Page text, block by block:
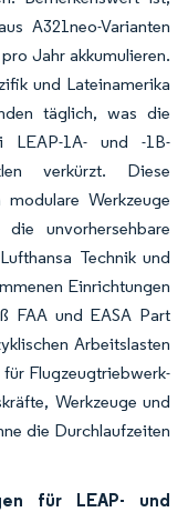
A321neo-Varianten
Jahr akkumulieren.
und Lateinamerika
täglich, was die
LEAP-1A- und -1B-
verkürzt. Diese
Werkzeuge
unvorhersehbare
Technik und
Einrichtungen
FAA und EASA Part
Arbeitslasten
Flugzeugtriebwerk-
Werkzeuge und
die Durchlaufzeiten
für LEAP- und